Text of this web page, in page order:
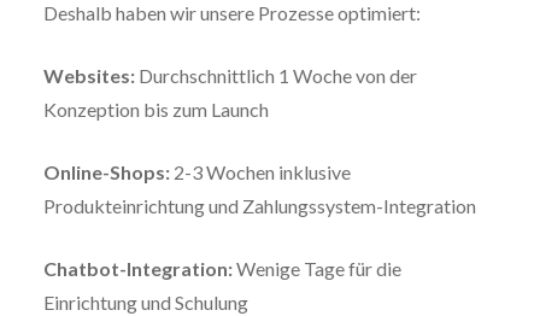
Deshalb haben wir unsere Prozesse optimiert:
Websites:Durchschnittlich 1 Woche von der
Konzeption bis zum Launch
Online-Shops:2-3 Wochen inklusive
Produkteinrichtung und Zahlungssystem-Integration
Chatbot-Integration:Wenige Tage für die
Einrichtung und Schulung